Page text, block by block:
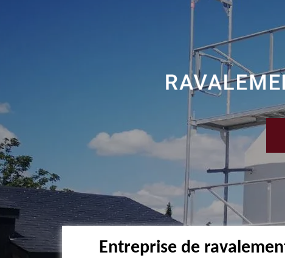
Entreprise de